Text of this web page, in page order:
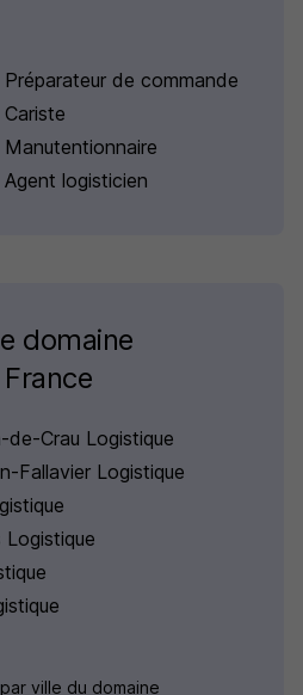
de commande
logisticien
domaine
Crau Logistique
Fallavier Logistique
Logistique
ville du domaine